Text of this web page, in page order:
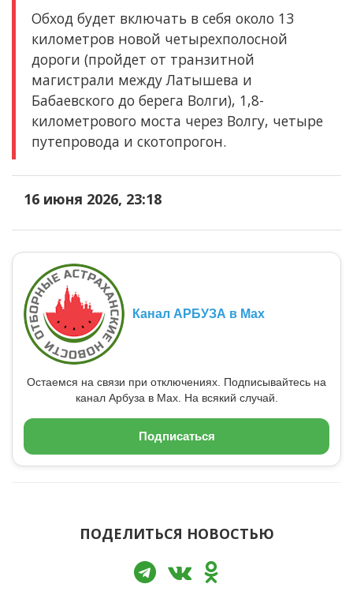
Обход будет включать в себя около 13
километров новой четырехполосной
дороги (пройдет от транзитной
магистрали между Латышева и
Бабаевского до берега Волги), 1,8-
километрового моста через Волгу, четыре
путепровода и скотопрогон.
16 июня 2026, 23:18
Канал АРБУЗА в Max
Остаемся на связи при отключениях. Подписывайтесь на
канал Арбуза в Max. На всякий случай.
Подписаться
ПОДЕЛИТЬСЯ НОВОСТЬЮ